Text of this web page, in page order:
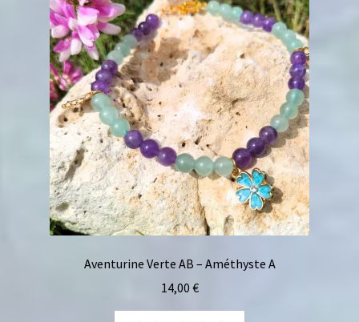
Aventurine Verte AB – Améthyste A
14,00 €